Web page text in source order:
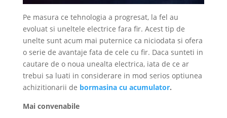
Pe masura ce tehnologia a progresat, la fel au
evoluat si uneltele electrice fara fir. Acest tip de
unelte sunt acum mai puternice ca niciodata si ofera
o serie de avantaje fata de cele cu fir. Daca sunteti in
cautare de o noua unealta electrica, iata de ce ar
trebui sa luati in considerare in mod serios optiunea
achizitionarii de bormasina cu acumulator.
Mai convenabile